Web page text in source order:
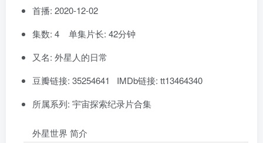
首播: 2020-12-02
集数: 4 单集片长: 42分钟
又名: 外星人的日常
豆瓣链接: 35254641 IMDb链接: tt13464340
所属系列: 宇宙探索纪录片合集
外星世界 简介